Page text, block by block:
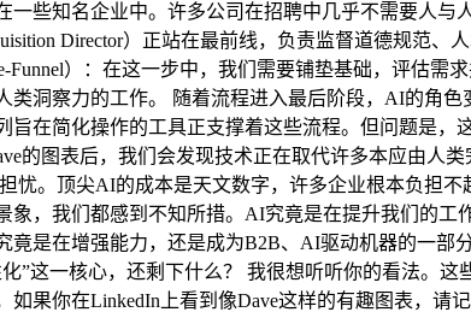
一些知名企业中。许多公司在招聘中几乎不需要人
Director）正站在最前线，负责监督道德规范
Funnel）：在这一步中，我们需要铺垫基础，评估
类洞察力的工作。 随着流程进入最后阶段，AI的角
旨在简化操作的工具正支撑着这些流程。但问题是
的图表后，我们会发现技术正在取代许多本应由人
忧。顶尖AI的成本是天文数字，许多企业根本负担
象，我们都感到不知所措。AI究竟是在提升我们的
竟是在增强能力，还是成为B2B、AI驱动机器的一
”这一核心，还剩下什么？ 我很想听听你的看法。
果你在LinkedIn上看到像Dave这样的有趣图表，请